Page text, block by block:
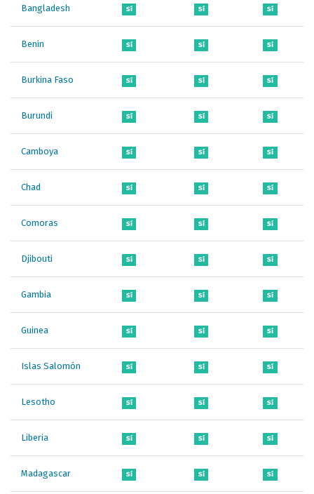
Bangladesh Sí Sí Sí
Benin Sí Sí Sí
Burkina Faso Sí Sí Sí
Burundi Sí Sí Sí
Camboya Sí Sí Sí
Chad Sí Sí Sí
Comoras Sí Sí Sí
Djibouti Sí Sí Sí
Gambia Sí Sí Sí
Guinea Sí Sí Sí
Islas Salomón Sí Sí Sí
Lesotho Sí Sí Sí
Liberia Sí Sí Sí
Madagascar Sí Sí Sí